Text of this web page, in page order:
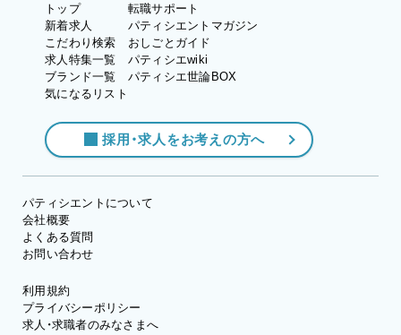
トップ
新着求人
こだわり検索
求人特集一覧
ブランド一覧
気になるリスト
転職サポート
パティシエントマガジン
おしごとガイド
パティシエwiki
パティシエ世論BOX
採用・求人をお考えの方へ
パティシエントについて
会社概要
よくある質問
お問い合わせ
利用規約
プライバシーポリシー
求人・求職者のみなさまへ